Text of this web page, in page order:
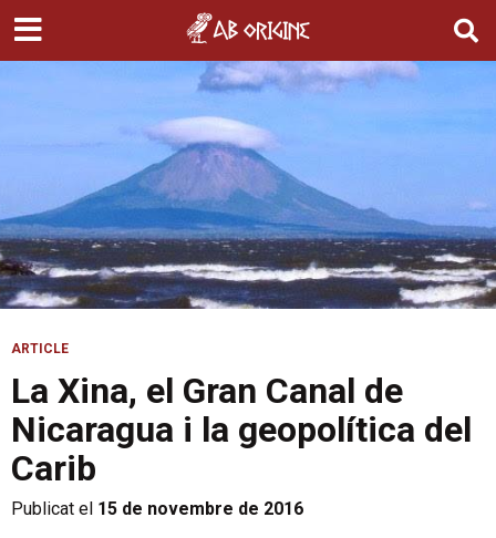
ARTICLE
La Xina, el Gran Canal de
Nicaragua i la geopolítica del
Carib
Publicat el 15 de novembre de 2016